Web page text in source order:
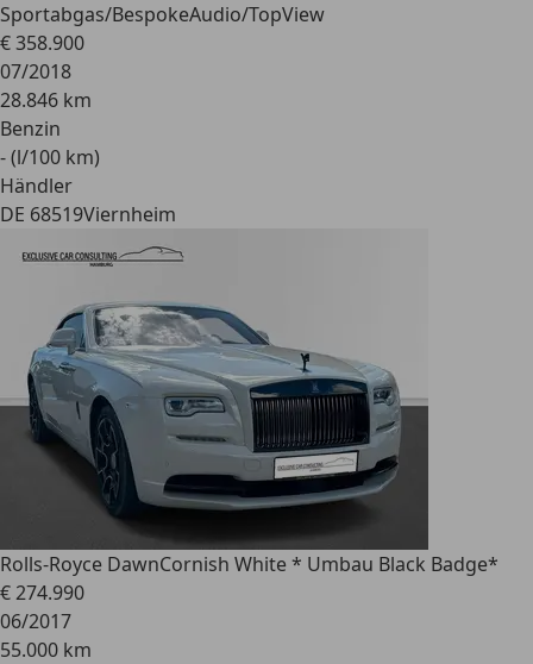
Sportabgas/BespokeAudio/TopView
€ 358.900
07/2018
28.846 km
Benzin
- (l/100 km)
Händler
DE 68519Viernheim
Rolls-Royce DawnCornish White * Umbau Black Badge*
€ 274.990
06/2017
55.000 km